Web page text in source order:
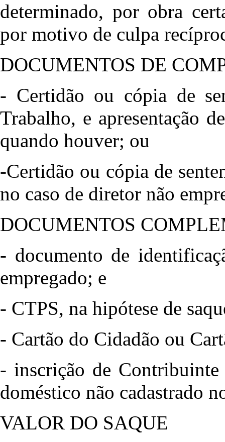
determinado, por obra
por motivo de culpa
DOCUMENTOS DE
- Certidão ou cópia de
Trabalho, e apresentação
quando houver; ou
-Certidão ou cópia de
no caso de diretor não
DOCUMENTOS
- documento de
empregado; e
- CTPS, na hipótese de
- Cartão do Cidadão ou
- inscrição de
doméstico não cadastrado
VALOR DO SAQUE